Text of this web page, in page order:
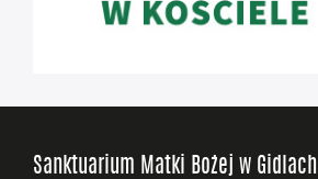
Sanktuarium Matki Bożej w Gidlach